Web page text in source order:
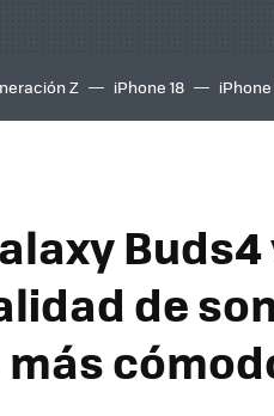
Z iPhone 18 iPhone
de